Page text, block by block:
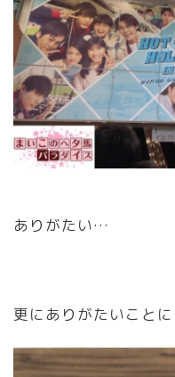
ありがたい…
更にありがたいことに